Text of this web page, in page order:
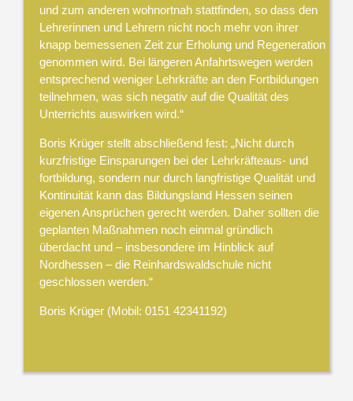
und zum anderen wohnortnah stattfinden, so dass den
Lehrerinnen und Lehrern nicht noch mehr von ihrer
knapp bemessenen Zeit zur Erholung und Regeneration
genommen wird. Bei längeren Anfahrtswegen werden
entsprechend weniger Lehrkräfte an den Fortbildungen
teilnehmen, was sich negativ auf die Qualität des
Unterrichts auswirken wird.“
Boris Krüger stellt abschließend fest: „Nicht durch
kurzfristige Einsparungen bei der Lehrkräfteaus- und
fortbildung, sondern nur durch langfristige Qualität und
Kontinuität kann das Bildungsland Hessen seinen
eigenen Ansprüchen gerecht werden. Daher sollten die
geplanten Maßnahmen noch einmal gründlich
überdacht und – insbesondere im Hinblick auf
Nordhessen – die Reinhardswaldschule nicht
geschlossen werden.“
Boris Krüger (Mobil: 0151 42341192)